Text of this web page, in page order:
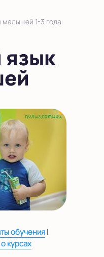
малышей 1-3 года
язык
обучения|
курсах